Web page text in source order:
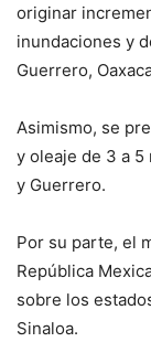
originar
inundaciones y
Guerrero,
Asimismo, se
y oleaje de 3 a 5
y Guerrero.
Por su parte, el
República
sobre los
Sinaloa.